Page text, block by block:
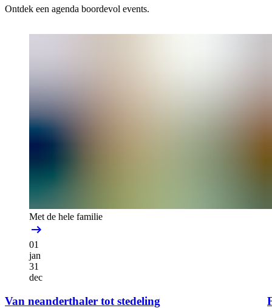
Ontdek een agenda boordevol events.
Met de hele familie
01
jan
31
dec
Van neanderthaler tot stedeling